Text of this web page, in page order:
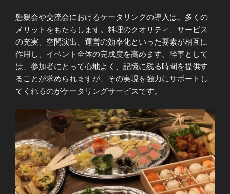
懇親会や交流会におけるケータリングの導入は、多くの
メリットをもたらします。料理のクオリティ、サービス
の充実、空間演出、運営の効率化といった要素が相互に
作用し、イベント全体の完成度を高めます。幹事として
は、参加者にとって心地よく、記憶に残る時間を提供す
ることが求められますが、その実現を強力にサポートし
てくれるのがケータリングサービスです。